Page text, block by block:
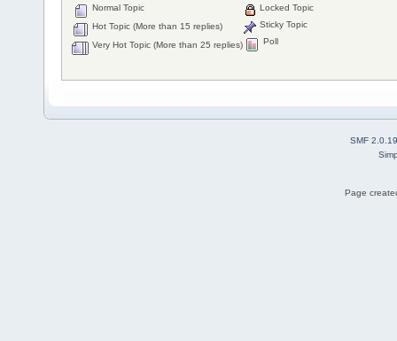
Normal Topic
Hot Topic (More than 15 replies)
Very Hot Topic (More than 25 replies)
Locked Topic
Sticky Topic
Poll
SMF 2.0.19
Page